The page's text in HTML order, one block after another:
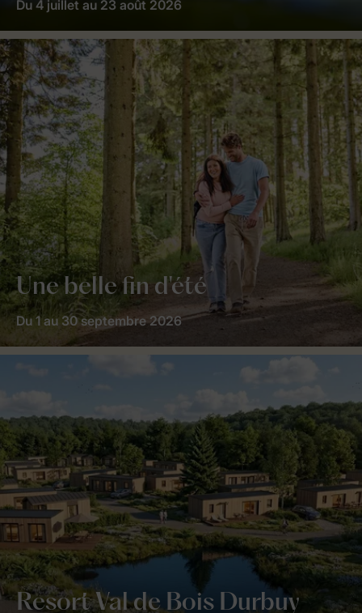
Du 4 juillet au 23 août 2026
Une belle fin d'été
Du 1 au 30 septembre 2026
Resort Val de Bois Durbuy